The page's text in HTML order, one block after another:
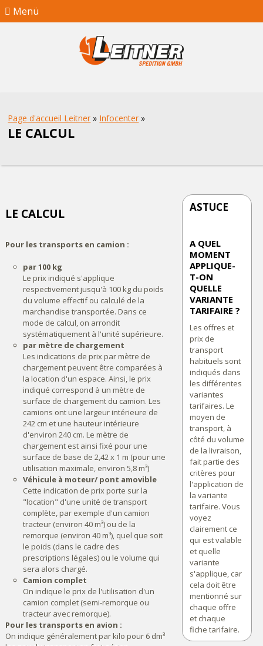
Menü
Page d'accueil Leitner » Infocenter »
LE CALCUL
LE CALCUL
Pour les transports en camion :
par 100 kg
Le prix indiqué s'applique
respectivement jusqu'à 100 kg du poids
du volume effectif ou calculé de la
marchandise transportée. Dans ce
mode de calcul, on arrondit
systématiquement à l'unité supérieure.
par mètre de chargement
Les indications de prix par mètre de
chargement peuvent être comparées à
la location d'un espace. Ainsi, le prix
indiqué correspond à un mètre de
surface de chargement du camion. Les
camions ont une largeur intérieure de
242 cm et une hauteur intérieure
d'environ 240 cm. Le mètre de
chargement est ainsi fixé pour une
surface de base de 2,42 x 1 m (pour une
utilisation maximale, environ 5,8 m³)
Véhicule à moteur/ pont amovible
Cette indication de prix porte sur la
"location" d'une unité de transport
complète, par exemple d'un camion
tracteur (environ 40 m³) ou de la
remorque (environ 40 m³), quel que soit
le poids (dans le cadre des
prescriptions légales) ou le volume qui
sera alors chargé.
Camion complet
On indique le prix de l'utilisation d'un
camion complet (semi-remorque ou
tracteur avec remorque).
Pour les transports en avion :
On indique généralement par kilo pour 6 dm³
ASTUCE
A QUEL
MOMENT
APPLIQUE-
T-ON
QUELLE
VARIANTE
TARIFAIRE ?
Les offres et
prix de
transport
habituels sont
indiqués dans
les différentes
variantes
tarifaires. Le
moyen de
transport, à
côté du volume
de la livraison,
fait partie des
critères pour
l'application de
la variante
tarifaire. Vous
voyez
clairement ce
qui est valable
et quelle
variante
s'applique, car
cela doit être
mentionné sur
chaque offre
et chaque
fiche tarifaire.